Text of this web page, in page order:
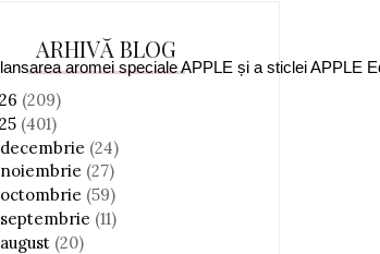
aromei speciale APPLE și a sticlei APPLE
ARHIVĂ BLOG
(209)
(401)
decembrie (24)
noiembrie (27)
octombrie (59)
septembrie (11)
august (20)